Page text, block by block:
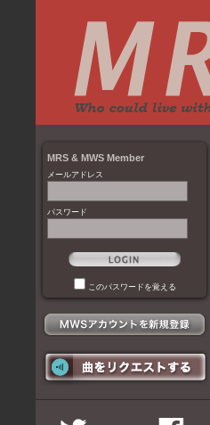
MRS & MWS Member
メールアドレス
パスワード
このパスワードを覚える